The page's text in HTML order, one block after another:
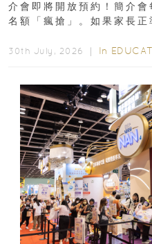
介會即將開放預約！簡介
名額「瘋搶」。如果家長
30th July, 2026 ｜ In